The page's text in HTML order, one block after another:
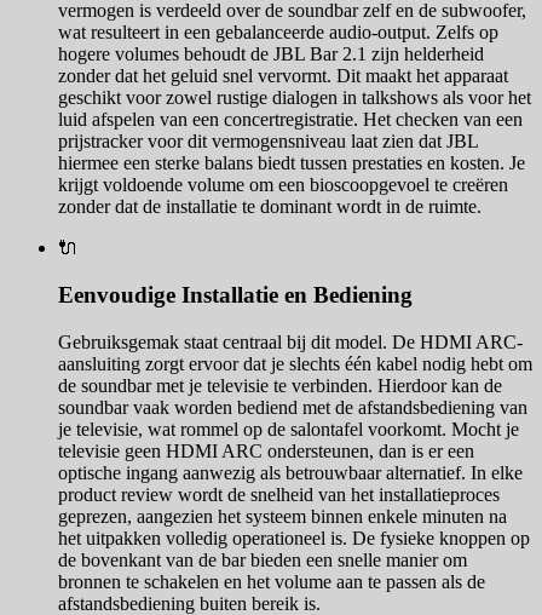
vermogen is verdeeld over de soundbar zelf en de subwoofer,
wat resulteert in een gebalanceerde audio-output. Zelfs op
hogere volumes behoudt de JBL Bar 2.1 zijn helderheid
zonder dat het geluid snel vervormt. Dit maakt het apparaat
geschikt voor zowel rustige dialogen in talkshows als voor het
luid afspelen van een concertregistratie. Het checken van een
prijstracker voor dit vermogensniveau laat zien dat JBL
hiermee een sterke balans biedt tussen prestaties en kosten. Je
krijgt voldoende volume om een bioscoopgevoel te creëren
zonder dat de installatie te dominant wordt in de ruimte.
🔌
Eenvoudige Installatie en Bediening
Gebruiksgemak staat centraal bij dit model. De HDMI ARC-
aansluiting zorgt ervoor dat je slechts één kabel nodig hebt om
de soundbar met je televisie te verbinden. Hierdoor kan de
soundbar vaak worden bediend met de afstandsbediening van
je televisie, wat rommel op de salontafel voorkomt. Mocht je
televisie geen HDMI ARC ondersteunen, dan is er een
optische ingang aanwezig als betrouwbaar alternatief. In elke
product review wordt de snelheid van het installatieproces
geprezen, aangezien het systeem binnen enkele minuten na
het uitpakken volledig operationeel is. De fysieke knoppen op
de bovenkant van de bar bieden een snelle manier om
bronnen te schakelen en het volume aan te passen als de
afstandsbediening buiten bereik is.